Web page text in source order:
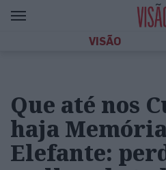
VISÃO
Que até nos
haja
Elefante: